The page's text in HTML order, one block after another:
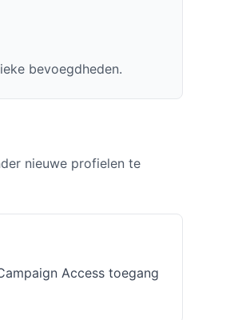
bevoegdheden.
nieuwe profielen te
Access toegang